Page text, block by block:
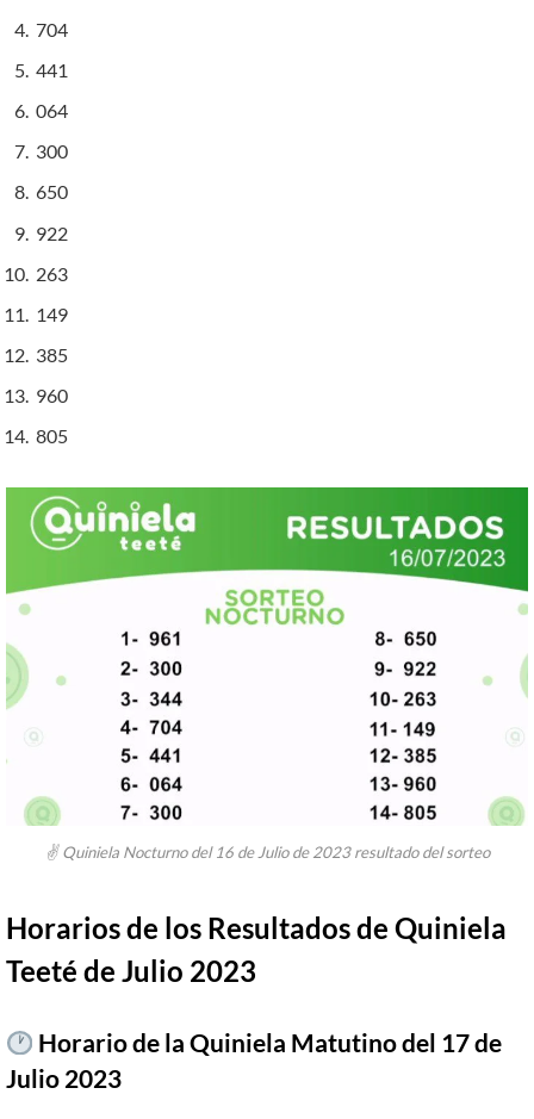
704
441
064
300
650
922
263
149
385
960
805
✌ Quiniela Nocturno del 16 de Julio de 2023 resultado del sorteo
Horarios de los Resultados de Quiniela
Teeté de Julio 2023
Horario de la Quiniela Matutino del 17 de
Julio 2023